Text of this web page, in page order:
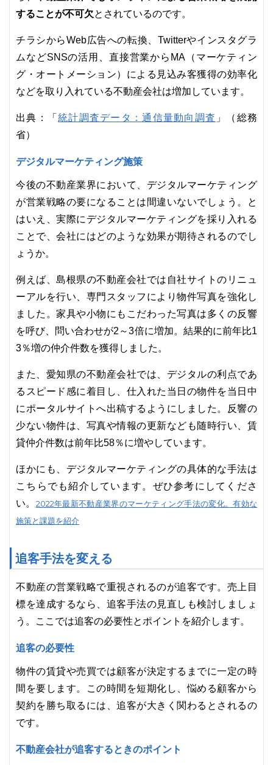
することが不可欠とされているのです。
チラシからWeb広告への転換、Twitterやインスタグラ
ムなどSNSの活用、直接営業からMA（マーケティン
グ・オートメーション）による見込み客獲得の効率化
などを取り入れている不動産会社は増加しています。
出典：「統計調査データ：通信量動向調査 」（総務
省）
デジタルマーケティング施策
今後の不動産業界において、デジタルマーケティング
が営業戦略の要になることは間違いないでしょう。と
はいえ、実際にデジタルマーケティングを採り入れる
ことで、会社にはどのような効果が期待されるのでし
ょうか。
例えば、島根県の不動産会社では自社サイトのリニュ
ーアルを行い、専門スタッフにより物件写真を強化し
ました。家具や小物にもこだわった写真は多くの反響
を呼び、問い合わせが2～3倍に増加。結果的に前年比1
3％増の仲介件数を獲得しました。
また、愛知県の不動産会社では、デジタルの利点であ
るスピード感に着目し、仕入れた当日の物件を当日中
にポータルサイトへ出稿するようにしました。反響の
少ない物件は、写真や情報の更新なども随時行い、賃
貸仲介件数は前年比58％に増やしています。
ほかにも、デジタルマーケティングの具体的な手法は
こちらでも紹介しています。ぜひ参考にしてくださ
い。 2022年最新不動産業界のマーケティング手法の変化。有効な
施策と課題を紹介
追客手法を変える
不動産の営業戦略で重視されるのが追客です。売上目
標を達成するなら、追客手法の見直しも検討しましょ
う。ここでは追客の必要性とポイントを紹介します。
追客の必要性
物件の賃貸や売買では顧客が決定するまでに一定の時
間を要します。この時間を短期化し、悩める顧客から
契約を勝ち取るには、追客が大きく関わるとされるの
です。
不動産会社が追客するときのポイント